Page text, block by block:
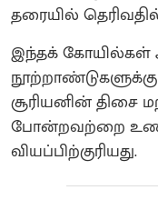
தரையில்
​இந்தக்
சூரியனின் திசை
போன்றவற்றை
வியப்பிற்குரியது.